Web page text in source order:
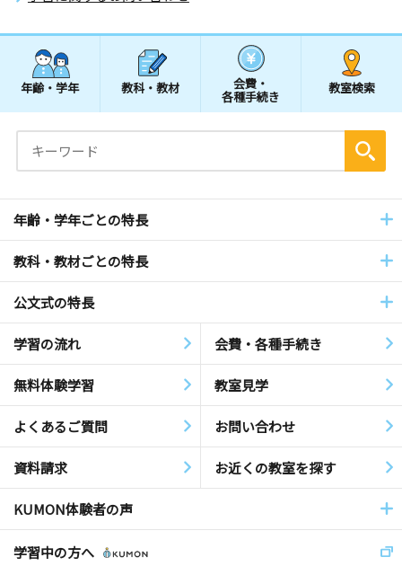
年齢・学年 教科・教材 会費・
各種手続き
教室検索
年齢・学年ごとの特長
教科・教材ごとの特長
公文式の特長
学習の流れ 会費・各種手続き
無料体験学習 教室見学
よくあるご質問 お問い合わせ
資料請求 お近くの教室を探す
KUMON体験者の声
学習中の方へ